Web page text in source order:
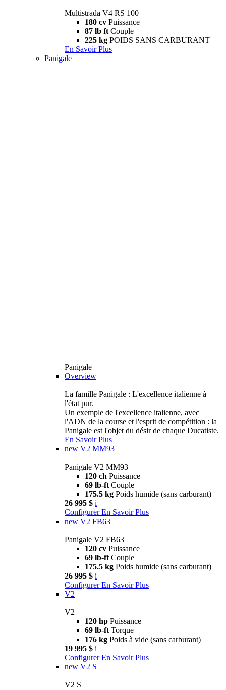
Multistrada V4 RS 100
180 cv Puissance
87 lb ft Couple
225 kg POIDS SANS CARBURANT
En Savoir Plus
Panigale
Panigale
Overview
La famille Panigale : L'excellence italienne à
l'état pur.
Un exemple de l'excellence italienne, avec
l'ADN de la course et l'esprit de compétition : la
Panigale est l'objet du désir de chaque Ducatiste.
En Savoir Plus
new V2 MM93
Panigale V2 MM93
120 ch Puissance
69 lb-ft Couple
175.5 kg Poids humide (sans carburant)
26 995 $ i
Configurer En Savoir Plus
new V2 FB63
Panigale V2 FB63
120 cv Puissance
69 lb-ft Couple
175.5 kg Poids humide (sans carburant)
26 995 $ i
Configurer En Savoir Plus
V2
V2
120 hp Puissance
69 lb-ft Torque
176 kg Poids à vide (sans carburant)
19 995 $ i
Configurer En Savoir Plus
new V2 S
V2 S